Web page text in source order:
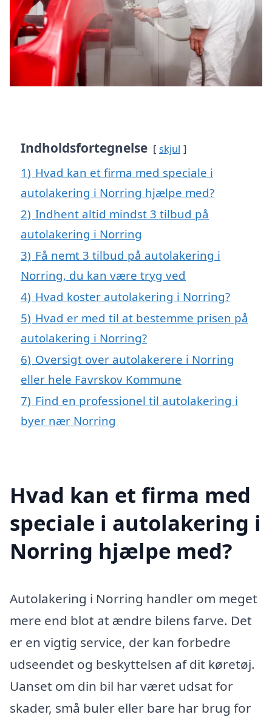
Indholdsfortegnelse skjul
1) Hvad kan et firma med speciale i
autolakering i Norring hjælpe med?
2) Indhent altid mindst 3 tilbud på
autolakering i Norring
3) Få nemt 3 tilbud på autolakering i
Norring, du kan være tryg ved
4) Hvad koster autolakering i Norring?
5) Hvad er med til at bestemme prisen på
autolakering i Norring?
6) Oversigt over autolakerere i Norring
eller hele Favrskov Kommune
7) Find en professionel til autolakering i
byer nær Norring
Hvad kan et firma med
speciale i autolakering i
Norring hjælpe med?
Autolakering i Norring handler om meget
mere end blot at ændre bilens farve. Det
er en vigtig service, der kan forbedre
udseendet og beskyttelsen af dit køretøj.
Uanset om din bil har været udsat for
skader, små buler eller bare har brug for